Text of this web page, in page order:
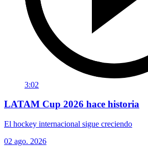
3:02
LATAM Cup 2026 hace historia
El hockey internacional sigue creciendo
02 ago. 2026